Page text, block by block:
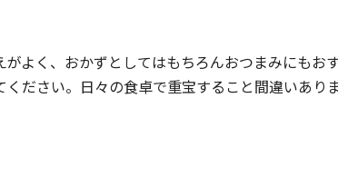
よく、おかずとしてはもちろんおつまみにもお
ださい。日々の食卓で重宝すること間違いあり